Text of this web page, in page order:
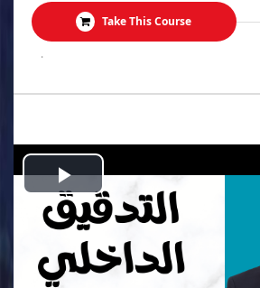
Take This Course
.
Play
Video